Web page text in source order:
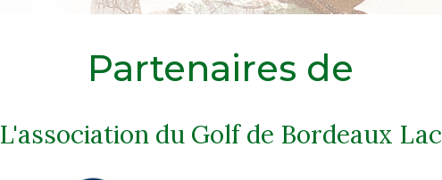
Partenaires de
L'association du Golf de Bordeaux Lac